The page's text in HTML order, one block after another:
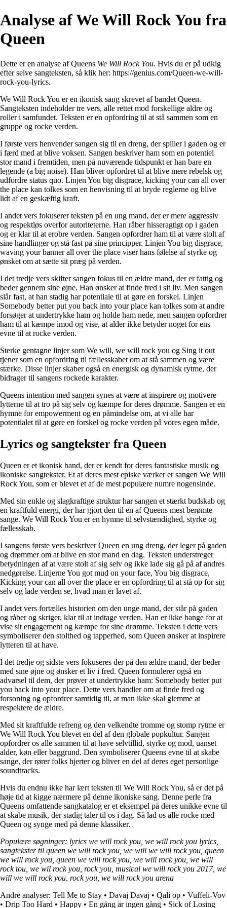
Analyse af We Will Rock You fra
Queen
Dette er en analyse af Queens We Will Rock You. Hvis du er på udkig
efter selve sangteksten, så klik her: https://genius.com/Queen-we-will-
rock-you-lyrics.
We Will Rock You er en ikonisk sang skrevet af bandet Queen.
Sangteksten indeholder tre vers, alle rettet mod forskellige aldre og
roller i samfundet. Teksten er en opfordring til at stå sammen som en
gruppe og rocke verden.
I første vers henvender sangen sig til en dreng, der spiller i gaden og er
i færd med at blive voksen. Sangen beskriver ham som en potentiel
stor mand i fremtiden, men på nuværende tidspunkt er han bare en
legende (a big noise). Han bliver opfordret til at blive mere rebelsk og
udfordre status quo. Linjen You big disgrace, kicking your can all over
the place kan tolkes som en henvisning til at bryde reglerne og blive
lidt af en geskæftig kraft.
I andet vers fokuserer teksten på en ung mand, der er mere aggressiv
og respektløs overfor autoriteterne. Han råber hisseragtigt op i gaden
og er klar til at erobre verden. Sangen opfordrer ham til at være stolt af
sine handlinger og stå fast på sine principper. Linjen You big disgrace,
waving your banner all over the place viser hans følelse af styrke og
ønsket om at sætte sit præg på verden.
I det tredje vers skifter sangen fokus til en ældre mand, der er fattig og
beder gennem sine øjne. Han ønsker at finde fred i sit liv. Men sangen
slår fast, at han stadig har potentiale til at gøre en forskel. Linjen
Somebody better put you back into your place kan tolkes som at andre
forsøger at undertrykke ham og holde ham nede, men sangen opfordrer
ham til at kæmpe imod og vise, at alder ikke betyder noget for ens
evne til at rocke verden.
Sterke gentagne linjer som We will, we will rock you og Sing it out
tjener som en opfordring til fællesskabet om at stå sammen og være
stærke. Disse linjer skaber også en energisk og dynamisk rytme, der
bidrager til sangens rockede karakter.
Queens intention med sangen synes at være at inspirere og motivere
lytterne til at tro på sig selv og kæmpe for deres drømme. Sangen er en
hymne for empowerment og en påmindelse om, at vi alle har
potentialet til at gøre en forskel og rocke verden på vores egen måde.
Lyrics og sangtekster fra Queen
Queen er et ikonisk band, der er kendt for deres fantastiske musik og
ikoniske sangtekster. Et af deres mest episke værker er sangen We Will
Rock You, som er blevet et af de mest populære numre nogensinde.
Med sin enkle og slagkraftige struktur har sangen et stærkt budskab og
en kraftfuld energi, der har gjort den til en af Queens mest berømte
sange. We Will Rock You er en hymne til selvstændighed, styrke og
fællesskab.
I sangens første vers beskriver Queen en ung dreng, der leger på gaden
og drømmer om at blive en stor mand en dag. Teksten understreger
betydningen af at være stolt af sig selv og ikke lade sig gå på af andres
nedgørelse. Linjerne You got mud on your face, You big disgrace,
Kicking your can all over the place er en opfordring til at stå op for sig
selv og lade verden se, hvad man er lavet af.
I andet vers fortælles historien om den unge mand, der står på gaden
og råber og skriger, klar til at indtage verden. Han er ikke bange for at
vise sit engagement og kæmpe for sine drømme. Teksten i dette vers
symboliserer den stolthed og tapperhed, som Queen ønsker at inspirere
lytteren til at have.
I det tredje og sidste vers fokuseres der på den ældre mand, der beder
med sine øjne og ønsker et liv i fred. Queen formulerer også en
advarsel til dem, der prøver at undertrykke ham: Somebody better put
you back into your place. Dette vers handler om at finde fred og
forsoning og opfordrer samtidig til, at man ikke skal glemme at
respektere de ældre.
Med sit kraftfulde refreng og den velkendte tromme og stomp rytme er
We Will Rock You blevet en del af den globale popkultur. Sangen
opfordrer os alle sammen til at have selvtillid, styrke og mod, uanset
alder, køn eller baggrund. Den symboliserer Queens evne til at skabe
sange, der rører folks hjerter og bliver en del af deres eget personlige
soundtracks.
Hvis du endnu ikke har lært teksten til We Will Rock You, så er det på
høje tid at kigge nærmere på denne ikoniske sang. Denne perle fra
Queens omfattende sangkatalog er et eksempel på deres unikke evne til
at skabe musik, der stadig taler til os i dag. Så lad os alle rocke med
Queen og synge med på denne klassiker.
Populære søgninger: lyrics we will rock you, we will rock you lyrics,
sangtekster til queen we will rock you, we will we will rock you, queen
we will rock you, queen we will rock you, we will rock you, we will
rock tou, we wil rock you, rock you, musical we will rock you 2017, we
will we will rock you, rock you, we will rock you arena
Andre analyser: Tell Me to Stay • Davaj Davaj • Qali op • Vuffeli-Vov
• Drip Too Hard • Happy • En gång är ingen gång • Sick of Losing